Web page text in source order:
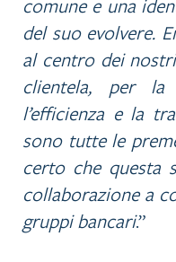
del suo evolvere.
al centro dei
clientela, per la
l’efficienza e la
sono tutte le
certo che questa
collaborazione a
gruppi bancari.”